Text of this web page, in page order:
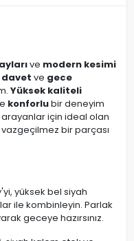
ve modern kesimi
davet ve gece
Yüksek kaliteli
konforlubir deneyim
için ideal olan
bir parçası
yüksek bel siyah
ile kombinleyin. Parlak
geceye hazırsınız.